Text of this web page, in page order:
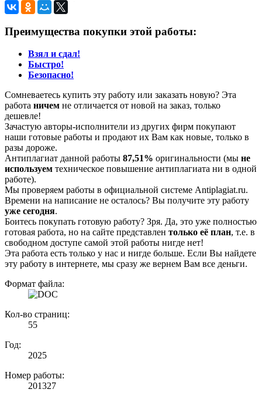
Преимущества покупки этой работы:
Взял и сдал!
Быстро!
Безопасно!
Сомневаетесь купить эту работу или заказать новую? Эта
работа ничем не отличается от новой на заказ, только
дешевле!
Зачастую авторы-исполнители из других фирм покупают
наши готовые работы и продают их Вам как новые, только в
разы дороже.
Антиплагиат данной работы 87,51% оригинальности (мы не
используем техническое повышение антиплагиата ни в одной
работе).
Мы проверяем работы в официальной системе Аntiplagiat.ru.
Времени на написание не осталось? Вы получите эту работу
уже сегодня.
Боитесь покупать готовую работу? Зря. Да, это уже полностью
готовая работа, но на сайте представлен только её план, т.е. в
свободном доступе самой этой работы нигде нет!
Эта работа есть только у нас и нигде больше. Если Вы найдете
эту работу в интернете, мы сразу же вернем Вам все деньги.
Формат файла:
Кол-во страниц:
55
Год:
2025
Номер работы:
201327